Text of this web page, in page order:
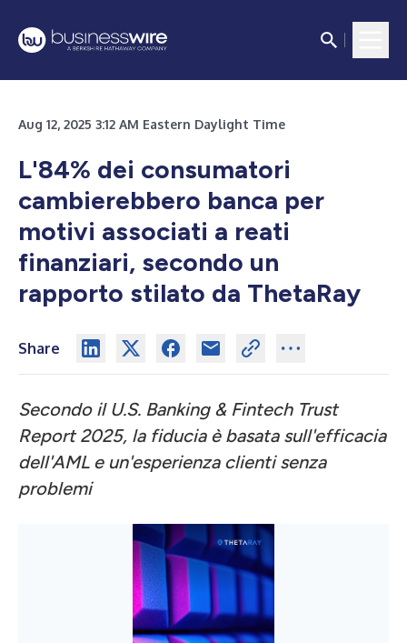
Aug 12, 2025 3:12 AM Eastern Daylight Time
L'84% dei consumatori
cambierebbero banca per
motivi associati a reati
finanziari, secondo un
rapporto stilato da ThetaRay
Share
Secondo il U.S. Banking & Fintech Trust
Report 2025, la fiducia è basata sull'efficacia
dell'AML e un'esperienza clienti senza
problemi